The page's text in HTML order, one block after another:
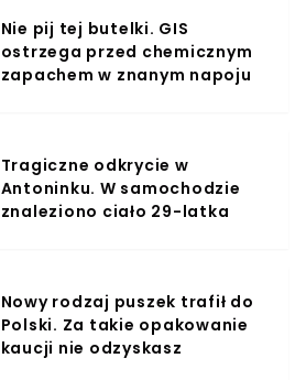
Nie pij tej butelki. GIS
ostrzega przed chemicznym
zapachem w znanym napoju
Tragiczne odkrycie w
Antoninku. W samochodzie
znaleziono ciało 29-latka
Nowy rodzaj puszek trafił do
Polski. Za takie opakowanie
kaucji nie odzyskasz